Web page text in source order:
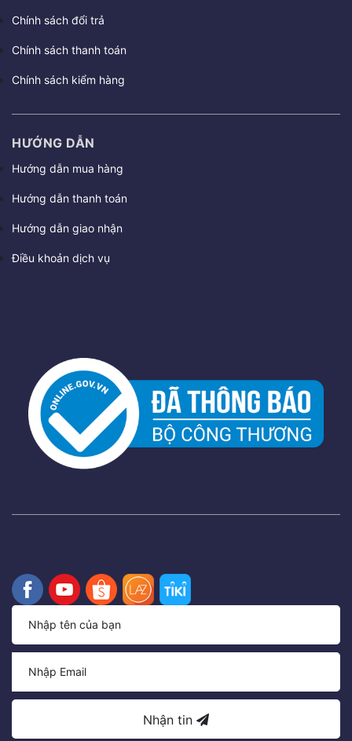
Chính sách đổi trả
Chính sách thanh toán
Chính sách kiểm hàng
HƯỚNG DẪN
Hướng dẫn mua hàng
Hướng dẫn thanh toán
Hướng dẫn giao nhận
Điều khoản dịch vụ
Nhận tin